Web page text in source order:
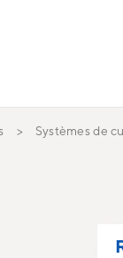
Systèmes de